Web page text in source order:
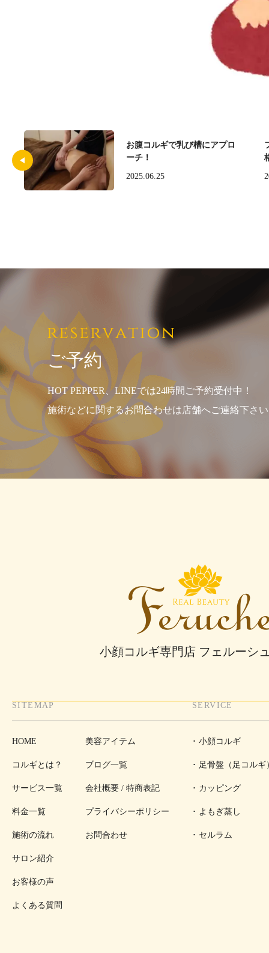
お腹コルギで乳び槽にアプロ
ーチ！
2025.06.25
ご予約
HOT PEPPER、LINEでは24時間ご予約受付中！
施術などに関するお問合わせは店舗へご連絡下さ
小顔コルギ専門店 フェルーシ
SITEMAP
HOME
コルギとは？
サービス一覧
料金一覧
施術の流れ
サロン紹介
お客様の声
よくある質問
美容アイテム
ブログ一覧
会社概要 / 特商表記
プライバシーポリシー
お問合わせ
SERVICE
小顔コルギ
足骨盤（足コルギ
カッピング
よもぎ蒸し
セルラム